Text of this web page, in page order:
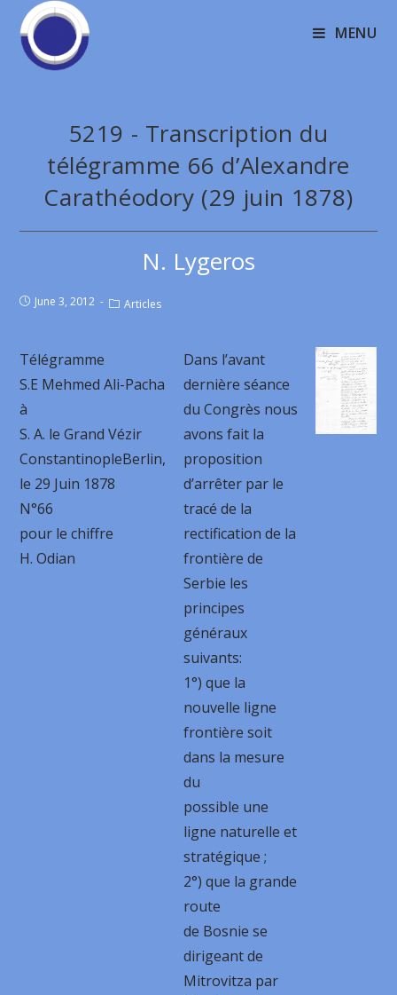
MENU
5219 - Transcription du
télégramme 66 d’Alexandre
Carathéodory (29 juin 1878)
N. Lygeros
June 3, 2012 Articles
Télégramme
S.E Mehmed Ali-Pacha
à
S. A. le Grand Vézir
ConstantinopleBerlin,
le 29 Juin 1878
N°66
pour le chiffre
H. Odian
Dans l’avant
dernière séance
du Congrès nous
avons fait la
proposition
d’arrêter par le
tracé de la
rectification de la
frontière de
Serbie les
principes
généraux
suivants:
1°) que la
nouvelle ligne
frontière soit
dans la mesure
du
possible une
ligne naturelle et
stratégique ;
2°) que la grande
route
de Bosnie se
dirigeant de
Mitrovitza par